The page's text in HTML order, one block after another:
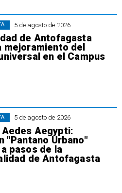
5 de agosto de 2026
de Antofagasta
mejoramiento del
en el Campus
5 de agosto de 2026
Aedes Aegypti:
"Pantano Urbano"
pasos de la
de Antofagasta